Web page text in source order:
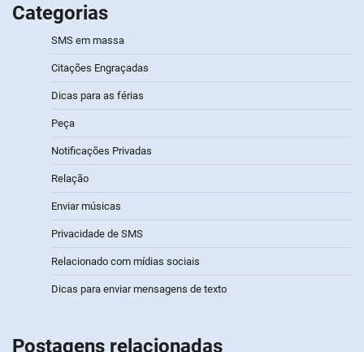
Categorias
SMS em massa
Citações Engraçadas
Dicas para as férias
Peça
Notificações Privadas
Relação
Enviar músicas
Privacidade de SMS
Relacionado com mídias sociais
Dicas para enviar mensagens de texto
Postagens relacionadas